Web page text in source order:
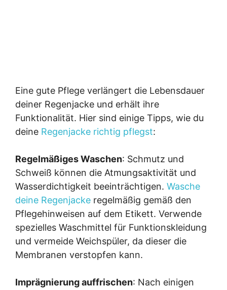
Eine gute Pflege verlängert die Lebensdauer
deiner Regenjacke und erhält ihre
Funktionalität. Hier sind einige Tipps, wie du
deine Regenjacke richtig pflegst:
Regelmäßiges Waschen: Schmutz und
Schweiß können die Atmungsaktivität und
Wasserdichtigkeit beeinträchtigen. Wasche
deine Regenjacke regelmäßig gemäß den
Pflegehinweisen auf dem Etikett. Verwende
spezielles Waschmittel für Funktionskleidung
und vermeide Weichspüler, da dieser die
Membranen verstopfen kann.
Imprägnierung auffrischen: Nach einigen